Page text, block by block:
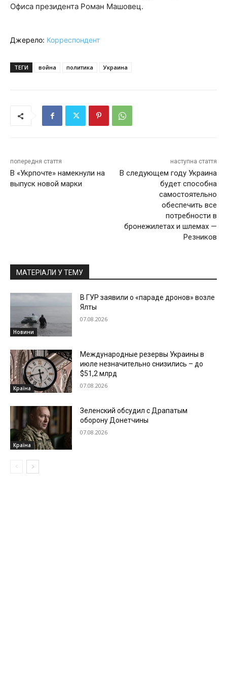
Офиса президента Роман Машовец.
Джерело: Корреспондент
ТЕГИ война политика Украина
попередня стаття
В «Укрпочте» намекнули на
выпуск новой марки
наступна стаття
В следующем году Украина
будет способна
самостоятельно
обеспечить все
потребности в
бронежилетах и шлемах —
Резников
МАТЕРІАЛИ У ТЕМУ
Новини
В ГУР заявили о «параде дронов» возле
Ялты
07.08.2026
Країна
Международные резервы Украины в
июле незначительно снизились – до
$51,2 млрд
07.08.2026
Країна
Зеленский обсудил с Драпатым
оборону Донетчины
07.08.2026